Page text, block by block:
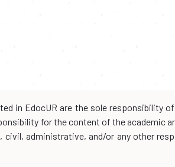
in EdocUR are the sole responsibility
for the content of the academic
administrative, and/or any other